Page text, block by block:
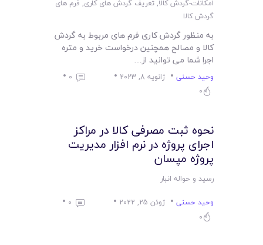
امکانات-گردش کالا,تعریف گردش های کاری, فرم های
گردش کالا
به منظور گردش کاری فرم های مربوط به گردش
کالا و مصالح همچنین درخواست خرید و متره
اجرا شما می توانید از…
وحید حسنی ژانویه 8, 2023
0
0
نحوه ثبت مصرفی کالا در مراکز
اجرای پروژه در نرم افزار مدیریت
پروژه مپسان
رسید و حواله انبار
وحید حسنی
ژوئن 25, 2022
0
0